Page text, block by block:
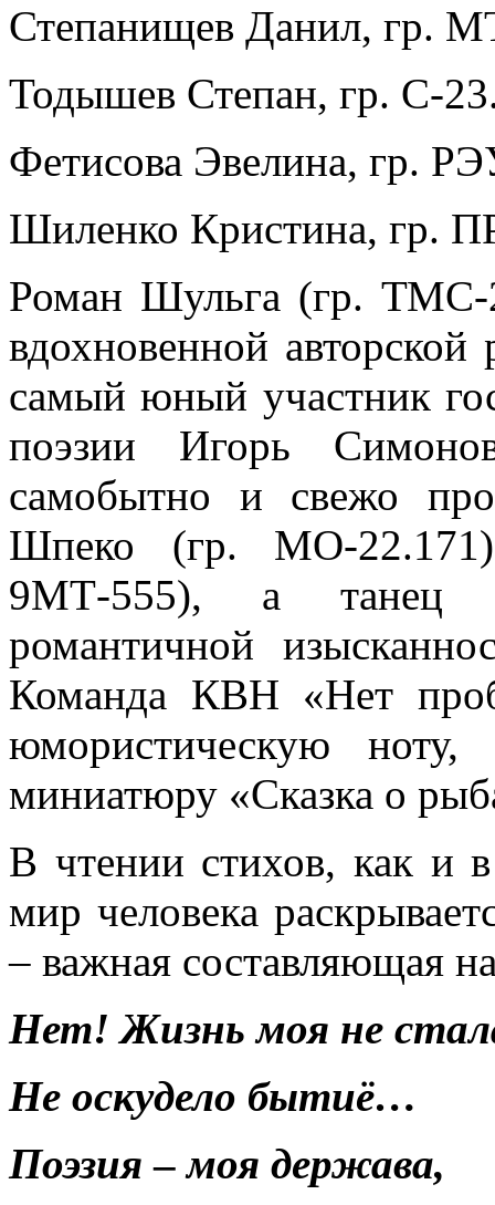
Степанищев Данил, гр.
Тодышев Степан, гр. С-
Фетисова Эвелина, гр.
Шиленко Кристина, гр.
Роман Шульга (гр. ТМС-
вдохновенной
самый юный участник
поэзии Игорь
самобытно и свежо
Шпеко (гр. МО-
9МТ-555), а танец
романтичной
Команда КВН «Нет
юмористическую ноту,
миниатюру «Сказка о
В чтении стихов, как и
мир человека
– важная составляющая
Нет! Жизнь моя не
Не оскудело бытиё…
Поэзия– моя держава,